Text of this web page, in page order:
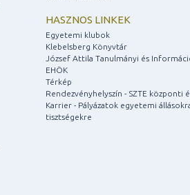
HASZNOS LINKEK
Egyetemi klubok
Klebelsberg Könyvtár
József Attila Tanulmányi és
EHÖK
Térkép
Rendezvényhelyszín - SZTE központi
Karrier - Pályázatok egyetemi
tisztségekre